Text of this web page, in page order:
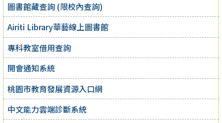
圖書館藏查詢 (限校內查詢)
Airiti Library華藝線上圖書館
專科教室借用查詢
開會通知系統
桃園市教育發展資源入口網
中文能力雲端診斷系統